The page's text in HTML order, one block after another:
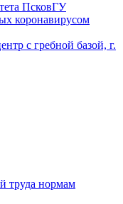
ПсковГУ
коронавирусом
с гребной базой, г.
труда нормам